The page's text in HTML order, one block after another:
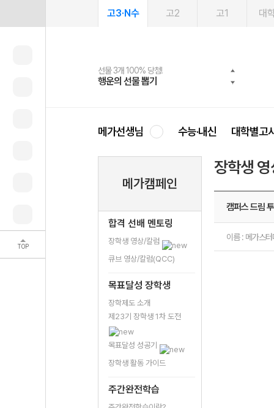
TOP
고3·N수 고2 고1 대
선물 3개 100% 당첨!
행운의 선물 뽑기
선물 100% 증정!
메가스터디 X 올리브
2027 러셀 단과
강사 공개선발
스마트러닝앱
설문 EVENT
메가패스
3일 무료 체험권
메가패스 수강생 무료혜택!
메가클럽 멤버십
사회공헌 캠페인
희망이룸 메가나눔
메가선생님 수능·내신 대학별고
메가캠페인
합격 선배 멘토링
장학생 영상/칼럼
큐브 영상/칼럼(QCC)
목표달성 장학생
장학제도 소개
제23기 장학생 1차 도전
목표달성 성공기
장학생 활동 가이드
주간완전학습
장학생
캠퍼스 드림
이름 : 메가스